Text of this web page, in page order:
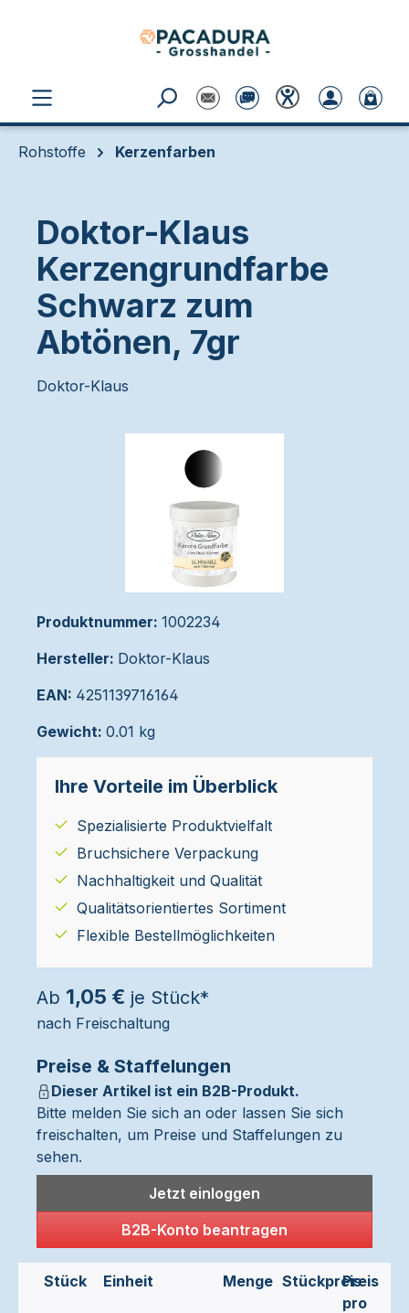
Rohstoffe Kerzenfarben
Doktor-Klaus
Kerzengrundfarbe
Schwarz zum
Abtönen, 7gr
Doktor-Klaus
Produktnummer: 1002234
Hersteller: Doktor-Klaus
EAN: 4251139716164
Gewicht: 0.01 kg
Ihre Vorteile im Überblick
Spezialisierte Produktvielfalt
Bruchsichere Verpackung
Nachhaltigkeit und Qualität
Qualitätsorientiertes Sortiment
Flexible Bestellmöglichkeiten
Ab 1,05 € je Stück*
nach Freischaltung
Preise & Staffelungen
Dieser Artikel ist ein B2B-Produkt.
Bitte melden Sie sich an oder lassen Sie sich
freischalten, um Preise und Staffelungen zu
sehen.
Jetzt einloggen
B2B-Konto beantragen
Stück Einheit Menge StückpreisPreis
pro